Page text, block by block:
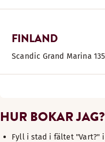
FINLAND
Scandic Grand Marina 135
HUR BOKAR JAG?
Fyll i stad i fältet "Vart?"